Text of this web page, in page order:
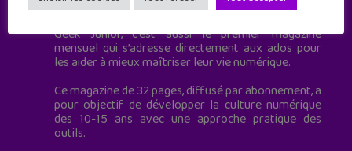
à destination des adolescents.
Geek Junior, c’est aussi le premier magazine
mensuel qui s’adresse directement aux ados pour
les aider à mieux maîtriser leur vie numérique.
Ce magazine de 32 pages, diffusé par abonnement, a
pour objectif de développer la culture numérique
des 10-15 ans avec une approche pratique des
outils.